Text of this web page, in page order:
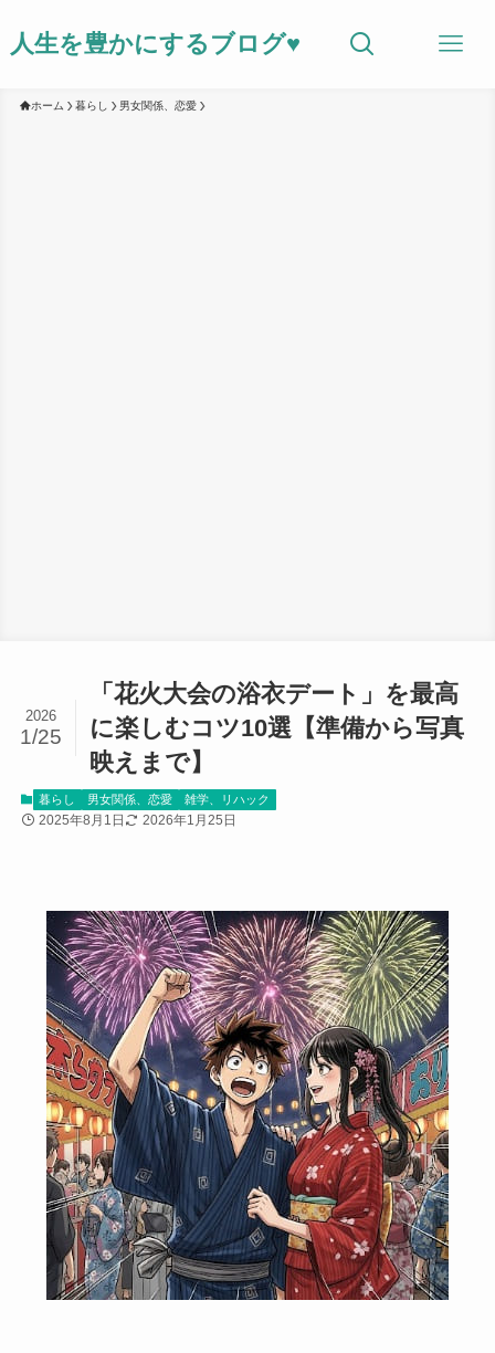
人生を豊かにするブログ♥
ホーム 暮らし 男女関係、恋愛
「花火大会の浴衣デート」を最高
に楽しむコツ10選【準備から写真
映えまで】
2026
1/25
暮らし 男女関係、恋愛 雑学、リハック
2025年8月1日 2026年1月25日